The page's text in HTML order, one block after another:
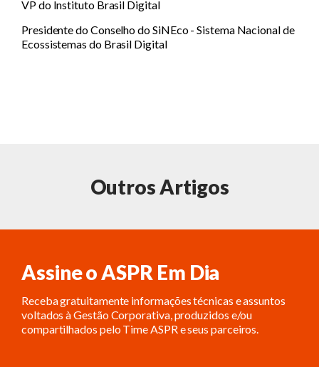
VP do Instituto Brasil Digital
Presidente do Conselho do SiNEco - Sistema Nacional de
Ecossistemas do Brasil Digital
Outros Artigos
Assine o ASPR Em Dia
Receba gratuitamente informações técnicas e assuntos
voltados à Gestão Corporativa, produzidos e/ou
compartilhados pelo Time ASPR e seus parceiros.